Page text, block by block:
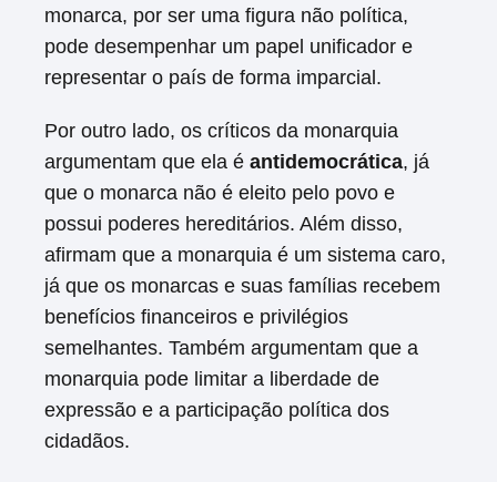
monarca, por ser uma figura não política,
pode desempenhar um papel unificador e
representar o país de forma imparcial.
Por outro lado, os críticos da monarquia
argumentam que ela é antidemocrática, já
que o monarca não é eleito pelo povo e
possui poderes hereditários. Além disso,
afirmam que a monarquia é um sistema caro,
já que os monarcas e suas famílias recebem
benefícios financeiros e privilégios
semelhantes. Também argumentam que a
monarquia pode limitar a liberdade de
expressão e a participação política dos
cidadãos.